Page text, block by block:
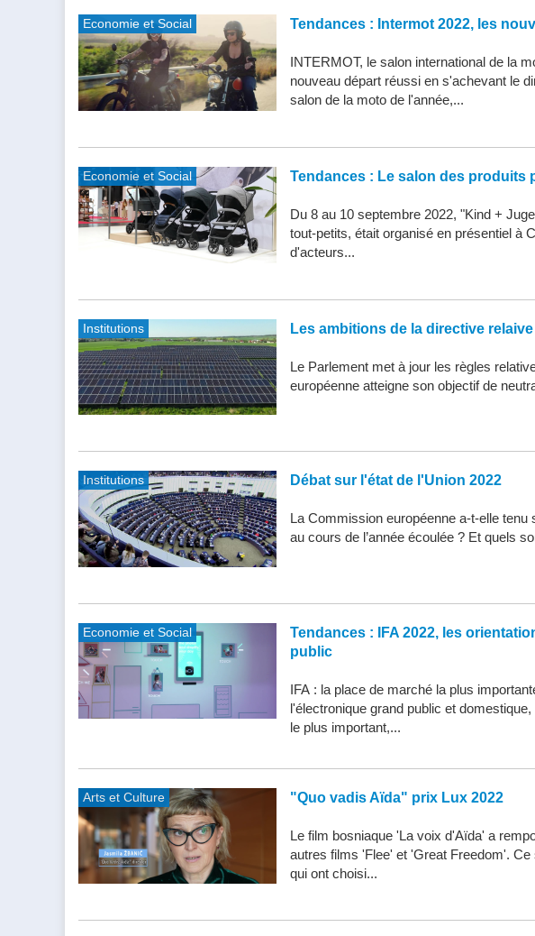
Economie et Social Tendances : Intermot 2022, les
INTERMOT, le salon international de la
nouveau départ réussi en s'achevant le
salon de la moto de l'année,...
Economie et Social Tendances : Le salon des produits
Du 8 au 10 septembre 2022, "Kind +
tout-petits, était organisé en présentiel à
d'acteurs...
Institutions Les ambitions de la directive
Le Parlement met à jour les règles
européenne atteigne son objectif de
Institutions Débat sur l'état de l'Union 2022
La Commission européenne a-t-elle
au cours de l’année écoulée ? Et quels
Economie et Social
Tendances : IFA 2022, les
public
IFA : la place de marché la plus
l'électronique grand public et
le plus important,...
Arts et Culture "Quo vadis Aïda" prix Lux 2022
Le film bosniaque 'La voix d'Aïda' a
autres films 'Flee' et 'Great Freedom'.
qui ont choisi...